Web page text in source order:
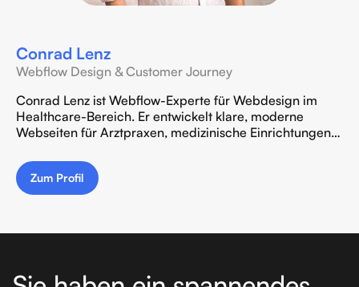
Conrad Lenz
Webflow Design & Customer Journey
Conrad Lenz ist Webflow-Experte für Webdesign im
Healthcare-Bereich. Er entwickelt klare, moderne
Webseiten für Arztpraxen, medizinische Einrichtungen
Markenführung und performanter Webflow-Umsetzung
im Kollektiv von Hübner & Kollegen.
Zum Profil